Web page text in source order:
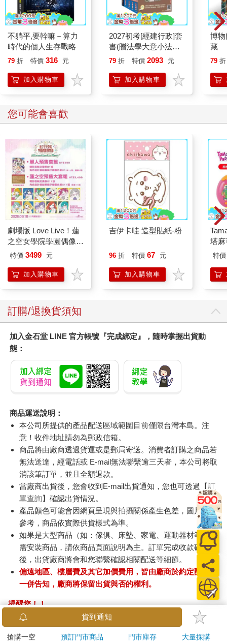
不躺平,要幹嘛－算力
時代的個人生存戰略
79 折 特價 316 元
加入購物車
2027初考[經建行政]套
書(贈法學大意小法
典、國文複選題答題技
79 折 特價 2093 元
加入購物車
博
藏
79 折
您可能會喜歡
劇場版 Love Live！蓮
之空女學院學園偶像俱
樂部 Bloom Garden
組
特價 3499 元
加入購物車
吉伊卡哇 造型貼紙-粉
96 折 特價 67 元
加入購物車
塔
園
特價
訂購/退換貨須知
加入金石堂 LINE 官方帳號『完成綁定』，隨時掌握出貨動
態：
商品運送說明：
本公司所提供的產品配送區域範圍目前僅限台灣本島。注
意！收件地址請勿為郵政信箱。
商品將由廠商透過貨運或是郵局寄送。消費者訂購之商品若
無法送達，經電話或 E-mail無法聯繫逾三天者，本公司將取
消該筆訂單，並且全額退款。
當廠商出貨後，您會收到E-mail出貨通知，您也可透過【訂
單查詢】確認出貨情況。
產品顏色可能會因網頁呈現與拍攝關係產生色差，圖片僅供
參考，商品依實際供貨樣式為準。
如果是大型商品（如：傢俱、床墊、家電、運動器材等）及
需安裝商品，請依商品頁面說明為主。訂單完成收款確認
後，出貨廠商將會和您聯繫確認相關配送等細節。
偏遠地區、樓層費及其它加價費用，皆由廠商於約定配送時
一併告知，廠商將保留出貨與否的權利。
提醒您！！
金石堂及銀行均不會請您操作ATM! 如接獲電話要求您前往
ATM提款機，請不要聽從指示，以免受騙上當！
貨到通知
搶購一空 預訂門市商品 門市庫存 大量採購